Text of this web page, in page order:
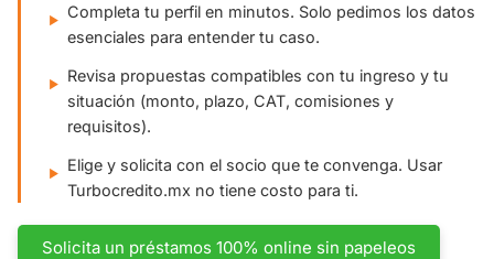
Completa tu perfil en minutos. Solo pedimos los datos
esenciales para entender tu caso.
Revisa propuestas compatibles con tu ingreso y tu
situación (monto, plazo, CAT, comisiones y
requisitos).
Elige y solicita con el socio que te convenga. Usar
Turbocredito.mx no tiene costo para ti.
Solicita un préstamos 100% online sin papeleos